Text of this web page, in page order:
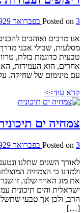
Posted on 3 בפברואר 2019 29 בינואר 2020
אנו מרבים ואוהבים
מסלעות, שבילי אבני
טבעית כדוגמת בזלת,
אחרים, הוא העמידות,
עם מינימום של שחיקה.
קרא עוד>>
צמחיה ים
Posted on 3 בפברואר 2019 29 בינואר 2020
לאורך השנים שתלנו
ולמדנו כי הצמחיה
את מזג האויר שלנו, זו
ישראלית והים תיכונית
הרב, ולכן אך טבעי שתשלב
[…]